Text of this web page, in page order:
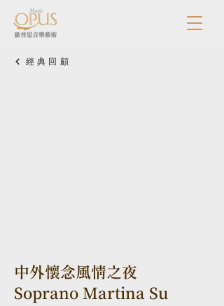
經典回顧
中外懷念風情之夜
Soprano Martina Su